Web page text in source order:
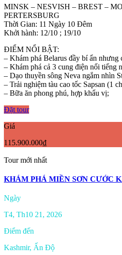
MINSK – NESVISH – BREST –
PERTERSBURG
Thời Gian: 11 Ngày 10 Đêm
Khởi hành: 12/10 ; 19/10
ĐIỂM NỔI BẬT:
– Khám phá Belarus đầy bí ẩn nhưng
– Khám phá cả 3 cung điện nổi tiếng
– Dạo thuyền sông Neva ngắm nhìn
– Trải nghiệm tàu cao tốc Sapsan (1
– Bữa ăn phong phú, hợp khẩu vị;
Đặt tour
Giá
115.900.000₫
Tour mới nhất
KHÁM PHÁ MIỀN SƠN CƯỚC
Ngày
T4, Th10 21, 2026
Điểm đến
Kashmir, Ấn Độ